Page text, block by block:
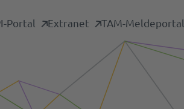
Portal Extranet TAM-Meldeportal